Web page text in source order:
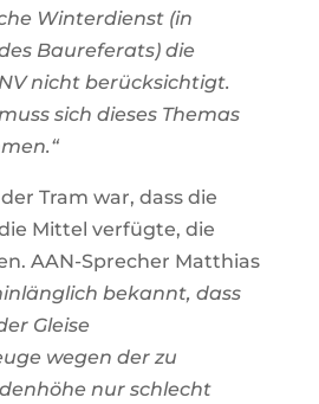
Winterdienst (in
Baureferats) die
nicht berücksichtigt.
sich dieses Themas
Tram war, dass die
Mittel verfügte, die
AAN-Sprecher Matthias
bekannt, dass
Gleise
wegen der zu
nur schlecht